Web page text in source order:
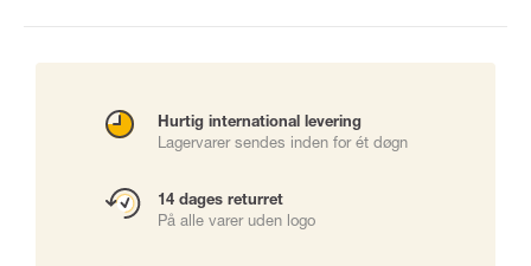
Hurtig international levering
Lagervarer sendes inden for ét døgn
14 dages returret
På alle varer uden logo